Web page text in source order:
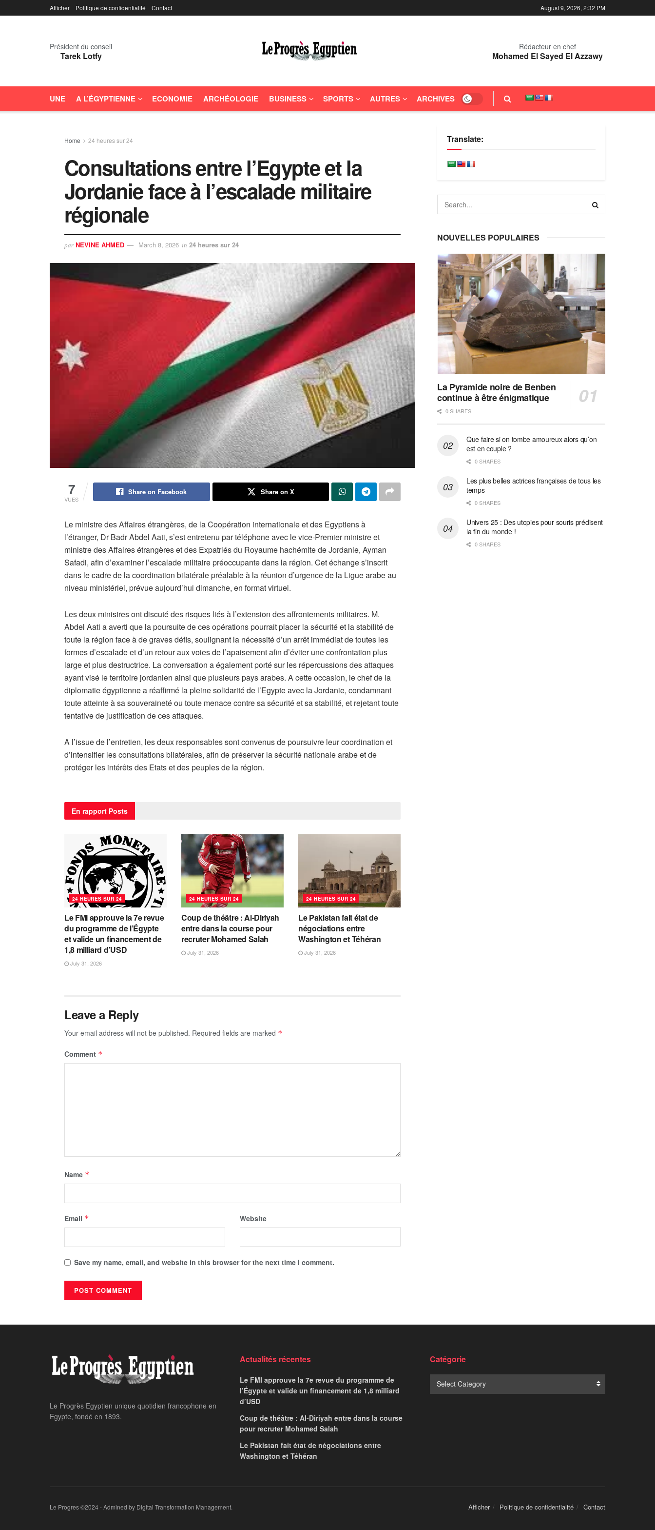
Afficher Politique de confidentialité Contact August 9, 2026, 2:32 PM
Président du conseil
Tarek Lotfy
Rédacteur en chef
Mohamed El Sayed El Azzawy
UNE A L’ÉGYPTIENNE ECONOMIE ARCHÉOLOGIE BUSINESS SPORTS AUTRES ARCHIVES
Home 24 heures sur 24
Consultations entre l’Egypte et la
Jordanie face à l’escalade militaire
régionale
par NEVINE AHMED March 8, 2026 in 24 heures sur 24
7
VUES
Share on Facebook Share on X
Le ministre des Affaires étrangères, de la Coopération internationale et des Egyptiens à
l’étranger, Dr Badr Abdel Aati, s’est entretenu par téléphone avec le vice-Premier ministre et
ministre des Affaires étrangères et des Expatriés du Royaume hachémite de Jordanie, Ayman
Safadi, afin d’examiner l’escalade militaire préoccupante dans la région. Cet échange s’inscrit
dans le cadre de la coordination bilatérale préalable à la réunion d’urgence de la Ligue arabe au
niveau ministériel, prévue aujourd’hui dimanche, en format virtuel.
Les deux ministres ont discuté des risques liés à l’extension des affrontements militaires. M.
Abdel Aati a averti que la poursuite de ces opérations pourrait placer la sécurité et la stabilité de
toute la région face à de graves défis, soulignant la nécessité d’un arrêt immédiat de toutes les
formes d’escalade et d’un retour aux voies de l’apaisement afin d’éviter une confrontation plus
large et plus destructrice. La conversation a également porté sur les répercussions des attaques
ayant visé le territoire jordanien ainsi que plusieurs pays arabes. A cette occasion, le chef de la
diplomatie égyptienne a réaffirmé la pleine solidarité de l’Egypte avec la Jordanie, condamnant
toute atteinte à sa souveraineté ou toute menace contre sa sécurité et sa stabilité, et rejetant toute
tentative de justification de ces attaques.
A l’issue de l’entretien, les deux responsables sont convenus de poursuivre leur coordination et
d’intensifier les consultations bilatérales, afin de préserver la sécurité nationale arabe et de
protéger les intérêts des Etats et des peuples de la région.
En rapport Posts
24 HEURES SUR 24
Le FMI approuve la 7e revue
du programme de l’Égypte
et valide un financement de
1,8 milliard d’USD
July 31, 2026
24 HEURES SUR 24
Coup de théâtre : Al-Diriyah
entre dans la course pour
recruter Mohamed Salah
July 31, 2026
24 HEURES SUR 24
Le Pakistan fait état de
négociations entre
Washington et Téhéran
July 31, 2026
Leave a Reply
Your email address will not be published. Required fields are marked *
Comment *
Name *
Email * Website
Save my name, email, and website in this browser for the next time I comment.
Translate:
NOUVELLES POPULAIRES
La Pyramide noire de Benben
continue à être énigmatique
0 SHARES
Que faire si on tombe amoureux alors qu’on
est en couple ?
0 SHARES
Les plus belles actrices françaises de tous les
temps
0 SHARES
Univers 25 : Des utopies pour souris prédisent
la fin du monde !
0 SHARES
Le Progrès Egyptien unique quotidien francophone en
Egypte, fondé en 1893.
Actualités récentes
Le FMI approuve la 7e revue du programme de
l’Égypte et valide un financement de 1,8 milliard
d’USD
Coup de théâtre : Al-Diriyah entre dans la course
pour recruter Mohamed Salah
Le Pakistan fait état de négociations entre
Washington et Téhéran
Catégorie
Select Category
Afficher Politique de confidentialité Contact
Le Progres ©2024 - Admined by Digital Transformation Management.